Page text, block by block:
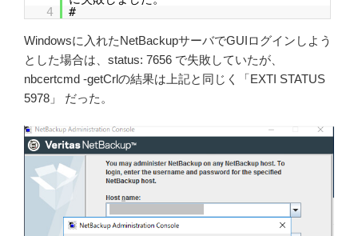
4
#
Windowsに入れたNetBackupサーバでGUIログインしよう
とした場合は、status: 7656 で失敗していたが、
nbcertcmd -getCrlの結果は上記と同じく「EXTI STATUS
5978」 だった。